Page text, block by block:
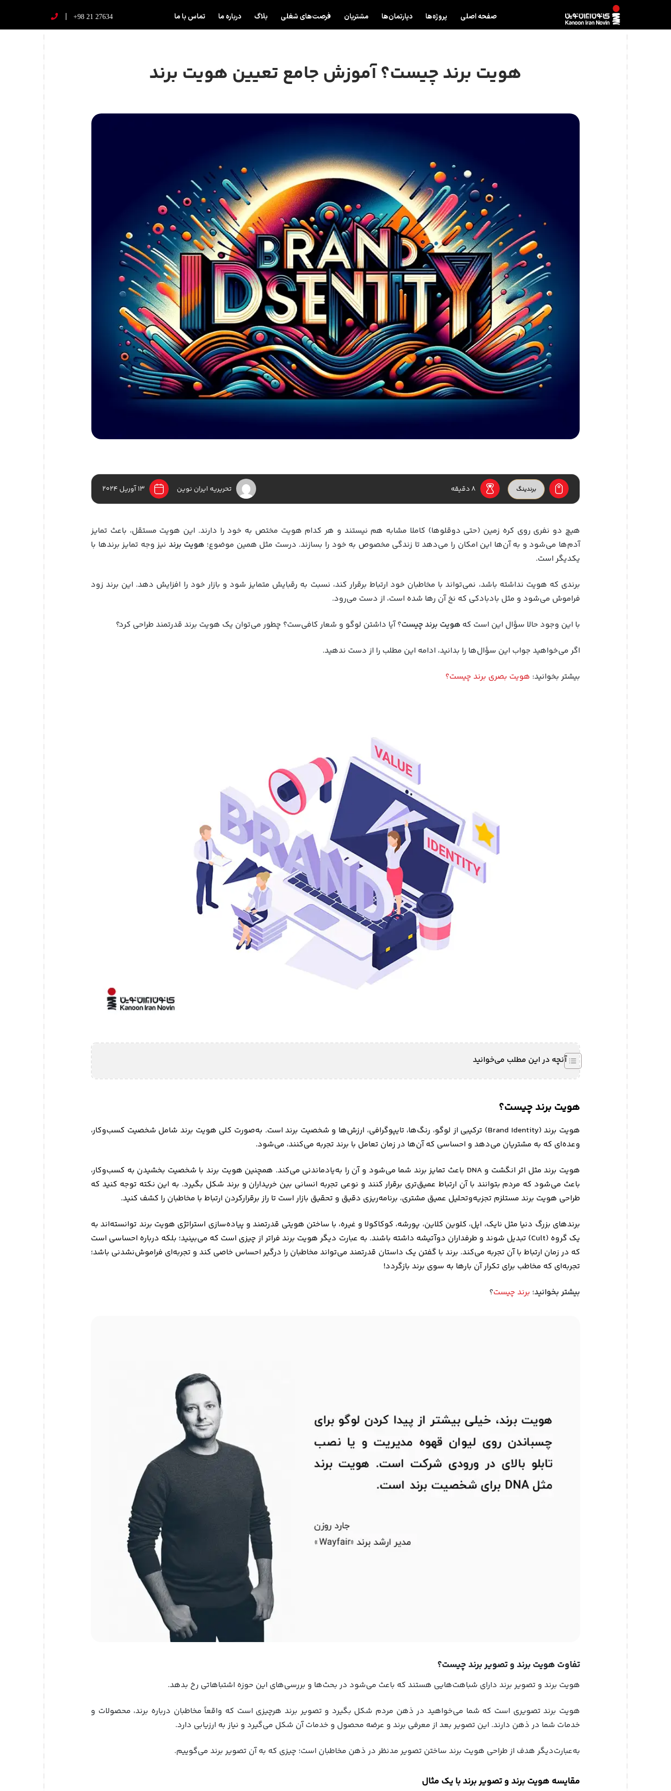
صفحه اصلی پروژه‌ها دپارتمان‌ها مشتریان فرصت‌های شغلی بلاگ درباره ما تماس با ما +98 21 27634
|
هویت برند چیست؟ آموزش جامع تعیین هویت برند
برندینگ 8دقیقه تحریریه ایران نوین 13 آوریل 2024
هیچ دو نفری روی کره زمین (حتی دوقلوها) کاملا مشابه هم نیستند و هر کدام هویت مختص به خود را دارند. این هویت مستقل، باعث تمایز
آدم‌ها می‌شود و به آن‌ها این امکان را می‌دهد تا زندگی مخصوص به خود را بسازند. درست مثل همین موضوع؛ هویت برند نیز وجه تمایز برندها با
یکدیگر است.
برندی که هویت نداشته باشد، نمی‌تواند با مخاطبان خود ارتباط برقرار کند، نسبت به رقبایش متمایز شود و بازار خود را افزایش دهد. این برند زود
فراموش می‌شود و مثل بادبادکی که نخ آن رها شده است، از دست می‌رود.
با این وجود حالا سؤال این است که هویت برند چیست؟ آیا داشتن لوگو و شعار کافی‌ست؟ چطور می‌توان یک هویت برند قدرتمند طراحی کرد؟
اگر می‌خواهید جواب این سؤال‌ها را بدانید، ادامه این مطلب را از دست ندهید.
بیشتر بخوانید: هویت بصری برند چیست؟
آنچه در این مطلب می‌خوانید
هویت برند چیست؟
هویت برند (Brand Identity) ترکیبی از لوگو، رنگ‌ها، تایپوگرافی، ارزش‌ها و شخصیت برند است. به‌صورت کلی هویت برند شامل شخصیت کسب‌وکار،
وعده‌ای که به مشتریان می‌دهد و احساسی که آن‌ها در زمان تعامل با برند تجربه می‌کنند، می‌شود.
هویت برند مثل اثر انگشت و DNA باعث تمایز برند شما می‌شود و آن را به‌یادماندنی می‌کند. همچنین هویت برند با شخصیت بخشیدن به کسب‌وکار،
باعث می‌شود که مردم بتوانند با آن ارتباط عمیق‌تری برقرار کنند و نوعی تجربه انسانی بین خریداران و برند شکل بگیرد. به این نکته توجه کنید که
طراحی هویت برند مستلزم تجزیه‌و‌تحلیل عمیق مشتری، برنامه‌ریزی دقیق و تحقیق بازار است تا راز برقرارکردن ارتباط با مخاطبان را کشف کنید.
برندهای بزرگ دنیا مثل نایک، اپل، کلوین کلاین، پورشه، کوکاکولا و غیره، با ساختن هویتی قدرتمند و پیاده‌سازی استراتژی هویت برند توانسته‌اند به
یک گروه (Cult) تبدیل شوند و طرفداران دوآتیشه داشته باشند. به عبارت دیگر هویت برند فراتر از چیزی است که می‌بینید؛ بلکه درباره احساسی است
که در زمان ارتباط با آن تجربه می‌کند. برند با گفتن یک داستان قدرتمند می‌تواند مخاطبان را درگیر احساس خاصی کند و تجربه‌ای فراموش‌نشدنی باشد؛
تجربه‌ای که مخاطب برای تکرار آن بارها به سوی برند بازگردد!
بیشتر بخوانید؛ برند چیست؟
تفاوت هویت برند و تصویر برند چیست؟
هویت برند و تصویر برند دارای شباهت‌هایی هستند که باعث می‌شود در بحث‌ها و بررسی‌های این حوزه اشتباهاتی رخ بدهد.
هویت برند تصویری است که شما می‌خواهید در ذهن مردم شکل بگیرد و تصویر برند هرچیزی است که واقعاً مخاطبان درباره برند، محصولات و
خدمات شما در ذهن دارند. این تصویر بعد از معرفی برند و عرضه محصول و خدمات آن شکل می‌گیرد و نیاز به ارزیابی دارد.
به‌عبارت‌دیگر هدف از طراحی هویت برند ساختن تصویر مدنظر در ذهن مخاطبان است؛ چیزی که به آن تصویر برند می‌گوییم.
مقایسه هویت برند و تصویر برند با یک مثال